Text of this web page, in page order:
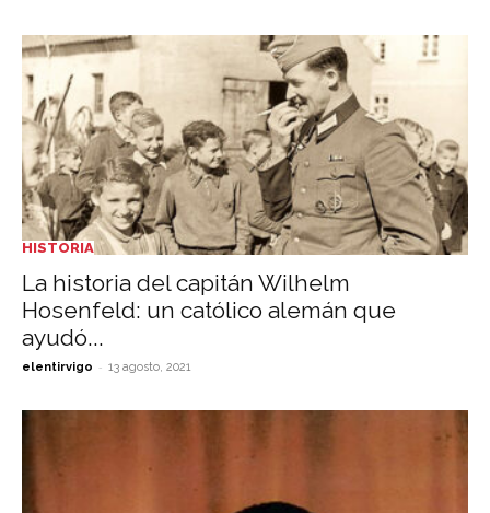
HISTORIA
La historia del capitán Wilhelm
Hosenfeld: un católico alemán que
ayudó...
elentirvigo - 13 agosto, 2021